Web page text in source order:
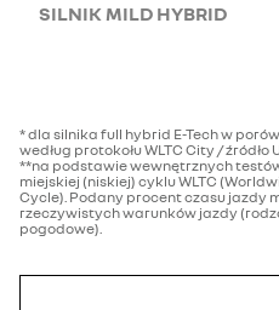
SILNIK MILD HYBRID
* dla silnika full hybrid E-Tech w
według protokołu WLTC City / źródło
**na podstawie wewnętrznych
miejskiej (niskiej) cyklu WLTC
Cycle). Podany procent czasu jazdy
rzeczywistych warunków jazdy
pogodowe).